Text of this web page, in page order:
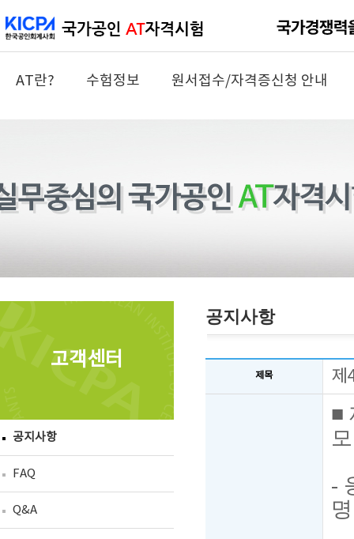
AT란? 수험정보 원서접수/자격증신청 안내
고객센터
공지사항
FAQ
Q&A
공지사항
제목 제
■
-